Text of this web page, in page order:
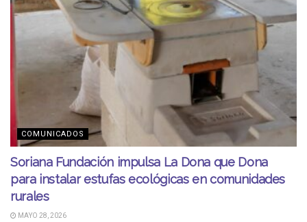
COMUNICADOS
Soriana Fundación impulsa La Dona que Dona
para instalar estufas ecológicas en comunidades
rurales
MAYO 28, 2026